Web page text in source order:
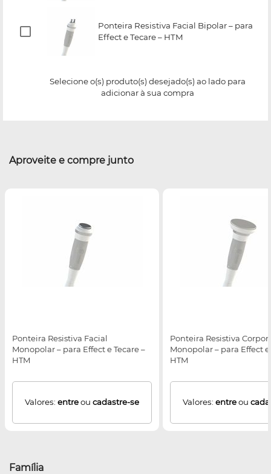
Ponteira Resistiva Facial Bipolar – para
Effect e Tecare – HTM
Selecione o(s) produto(s) desejado(s) ao lado para
adicionar à sua compra
Aproveite e compre junto
Ponteira Resistiva Facial
Monopolar – para Effect e Tecare –
HTM
Valores: entreou cadastre-se
Ponteira Resistiva
Monopolar – para Effect e
HTM
Valores: entreou
Família